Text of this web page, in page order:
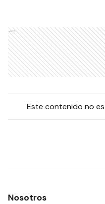
Ads
Este contenido no
Nosotros